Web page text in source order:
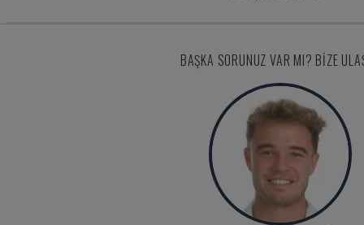
BAŞKA SORUNUZ VAR MI? BIZE